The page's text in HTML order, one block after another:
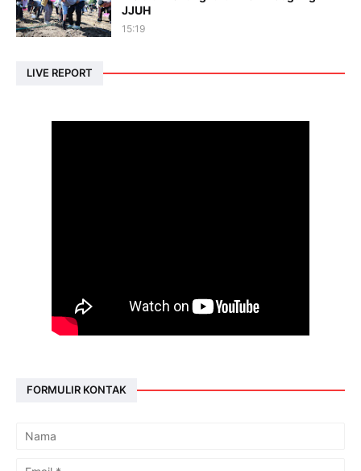
JJUH
15:19
LIVE REPORT
FORMULIR KONTAK